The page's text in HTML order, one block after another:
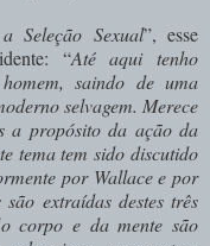
Seleção Sexual”, esse
“Atéaqui tenho
saindo de uma
selva­gem. Merece
a propó­sito da ação da
tema tem sido discutido
por Wallace e por
extraídas destes três
corpo e da mente são